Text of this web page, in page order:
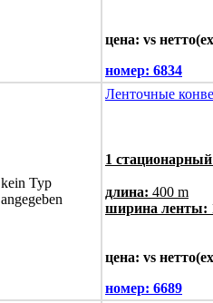
цена: vs
номер: 6834
kein Typ
angegeben
Ленточные
1
длина: 400 m
ширина ленты:
цена: vs
номер: 6689